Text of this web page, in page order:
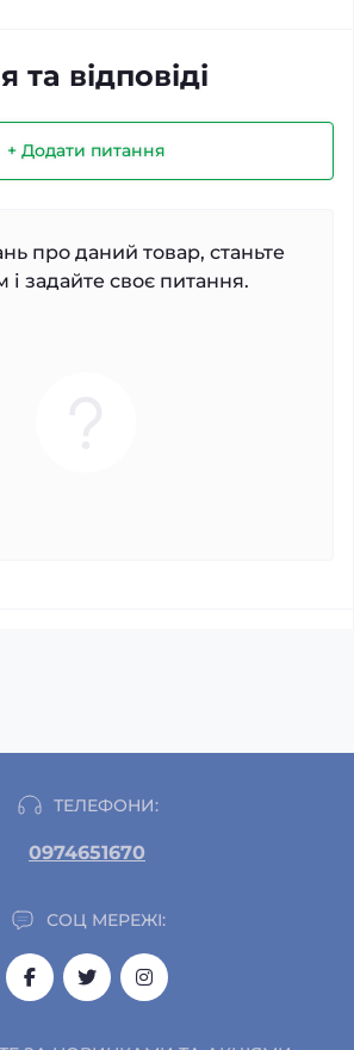
та відповіді
+ Додати питання
про даний товар, станьте
задайте своє питання.
ТЕЛЕФОНИ:
0974651670
СОЦ МЕРЕЖІ: